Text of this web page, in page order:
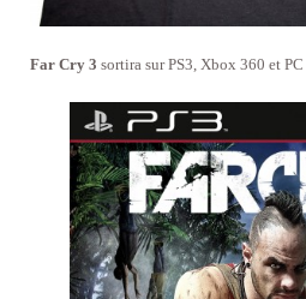
Far Cry 3 sortira sur PS3, Xbox 360 et PC